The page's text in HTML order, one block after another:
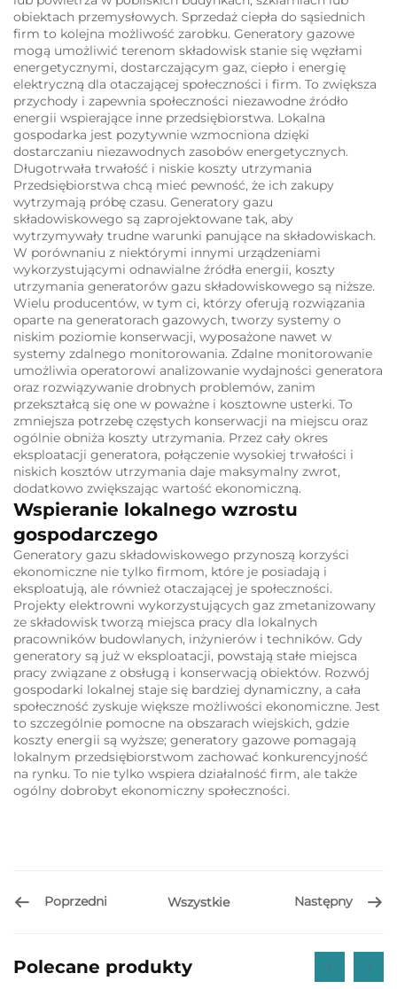
obiektach przemysłowych. Sprzedaż ciepła do sąsiednich
firm to kolejna możliwość zarobku. Generatory gazowe
mogą umożliwić terenom składowisk stanie się węzłami
energetycznymi, dostarczającym gaz, ciepło i energię
elektryczną dla otaczającej społeczności i firm. To zwiększa
przychody i zapewnia społeczności niezawodne źródło
energii wspierające inne przedsiębiorstwa. Lokalna
gospodarka jest pozytywnie wzmocniona dzięki
dostarczaniu niezawodnych zasobów energetycznych.
Długotrwała trwałość i niskie koszty utrzymania
Przedsiębiorstwa chcą mieć pewność, że ich zakupy
wytrzymają próbę czasu. Generatory gazu
składowiskowego są zaprojektowane tak, aby
wytrzymywały trudne warunki panujące na składowiskach.
W porównaniu z niektórymi innymi urządzeniami
wykorzystującymi odnawialne źródła energii, koszty
utrzymania generatorów gazu składowiskowego są niższe.
Wielu producentów, w tym ci, którzy oferują rozwiązania
oparte na generatorach gazowych, tworzy systemy o
niskim poziomie konserwacji, wyposażone nawet w
systemy zdalnego monitorowania. Zdalne monitorowanie
umożliwia operatorowi analizowanie wydajności generatora
oraz rozwiązywanie drobnych problemów, zanim
przekształcą się one w poważne i kosztowne usterki. To
zmniejsza potrzebę częstych konserwacji na miejscu oraz
ogólnie obniża koszty utrzymania. Przez cały okres
eksploatacji generatora, połączenie wysokiej trwałości i
niskich kosztów utrzymania daje maksymalny zwrot,
dodatkowo zwiększając wartość ekonomiczną.
Wspieranie lokalnego wzrostu
gospodarczego
Generatory gazu składowiskowego przynoszą korzyści
ekonomiczne nie tylko firmom, które je posiadają i
eksploatują, ale również otaczającej je społeczności.
Projekty elektrowni wykorzystujących gaz zmetanizowany
ze składowisk tworzą miejsca pracy dla lokalnych
pracowników budowlanych, inżynierów i techników. Gdy
generatory są już w eksploatacji, powstają stałe miejsca
pracy związane z obsługą i konserwacją obiektów. Rozwój
gospodarki lokalnej staje się bardziej dynamiczny, a cała
społeczność zyskuje większe możliwości ekonomiczne. Jest
to szczególnie pomocne na obszarach wiejskich, gdzie
koszty energii są wyższe; generatory gazowe pomagają
lokalnym przedsiębiorstwom zachować konkurencyjność
na rynku. To nie tylko wspiera działalność firm, ale także
ogólny dobrobyt ekonomiczny społeczności.
Poprzedni Wszystkie Następny
Polecane produkty